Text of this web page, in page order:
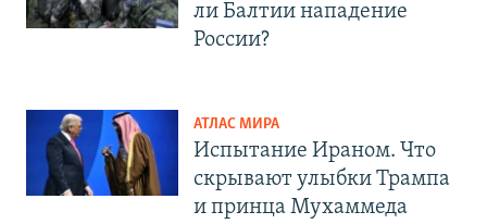
ли Балтии нападение
России?
АТЛАС МИРА
Испытание Ираном. Что
скрывают улыбки Трампа
и принца Мухаммеда